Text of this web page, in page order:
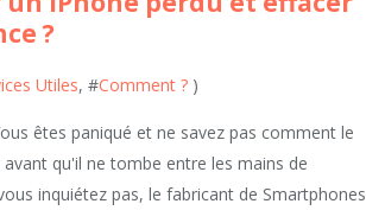
?
Utiles, #Comment ? )
êtes paniqué et ne savez pas comment le
qu'il ne tombe entre les mains de
inquiétez pas, le fabricant de Smartphones